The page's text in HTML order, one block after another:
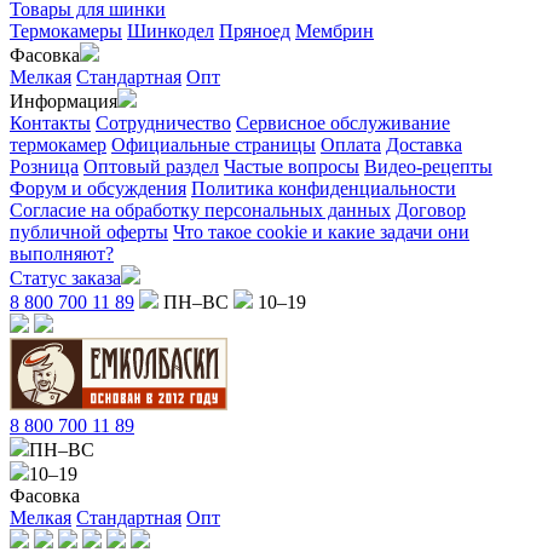
Товары для шинки
Термокамеры Шинкодел Пряноед Мембрин
Фасовка
Мелкая Стандартная Опт
Информация
Контакты Сотрудничество Сервисное обслуживание
термокамер Официальные страницы Оплата Доставка
Розница Оптовый раздел Частые вопросы Видео-рецепты
Форум и обсуждения Политика конфиденциальности
Согласие на обработку персональных данных Договор
публичной оферты Что такое cookie и какие задачи они
выполняют?
Статус заказа
8 800 700 11 89
ПН–ВС 10–19
8 800 700 11 89
ПН–ВС
10–19
Фасовка
Мелкая Стандартная Опт